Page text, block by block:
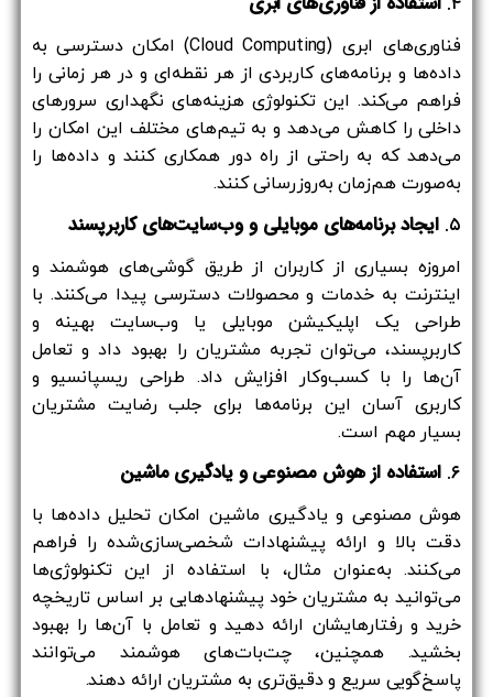
فناوری‌های ابری (Cloud Computing) امکان دسترسی به
داده‌ها و برنامه‌های کاربردی از هر نقطه‌ای و در هر زمانی را
فراهم می‌کند. این تکنولوژی هزینه‌های نگهداری سرورهای
داخلی را کاهش می‌دهد و به تیم‌های مختلف این امکان را
می‌دهد که به راحتی از راه دور همکاری کنند و داده‌ها را
به‌صورت هم‌زمان به‌روزرسانی کنند.
۵. ایجاد برنامه‌های موبایلی و وب‌سایت‌های کاربرپسند
امروزه بسیاری از کاربران از طریق گوشی‌های هوشمند و
اینترنت به خدمات و محصولات دسترسی پیدا می‌کنند. با
طراحی یک اپلیکیشن موبایلی یا وب‌سایت بهینه و
کاربرپسند، می‌توان تجربه مشتریان را بهبود داد و تعامل
آن‌ها را با کسب‌وکار افزایش داد. طراحی ریسپانسیو و
کاربری آسان این برنامه‌ها برای جلب رضایت مشتریان
بسیار مهم است.
۶. استفاده از هوش مصنوعی و یادگیری ماشین
هوش مصنوعی و یادگیری ماشین امکان تحلیل داده‌ها با
دقت بالا و ارائه پیشنهادات شخصی‌سازی‌شده را فراهم
می‌کنند. به‌عنوان مثال، با استفاده از این تکنولوژی‌ها
می‌توانید به مشتریان خود پیشنهادهایی بر اساس تاریخچه
خرید و رفتارهایشان ارائه دهید و تعامل با آن‌ها را بهبود
بخشید. همچنین، چت‌بات‌های هوشمند می‌توانند
پاسخ‌گویی سریع و دقیق‌تری به مشتریان ارائه دهند.